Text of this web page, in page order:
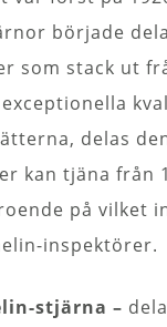
började
som stack ut
delas
kan tjäna från
på vilket
inspektörer.
stjärna –